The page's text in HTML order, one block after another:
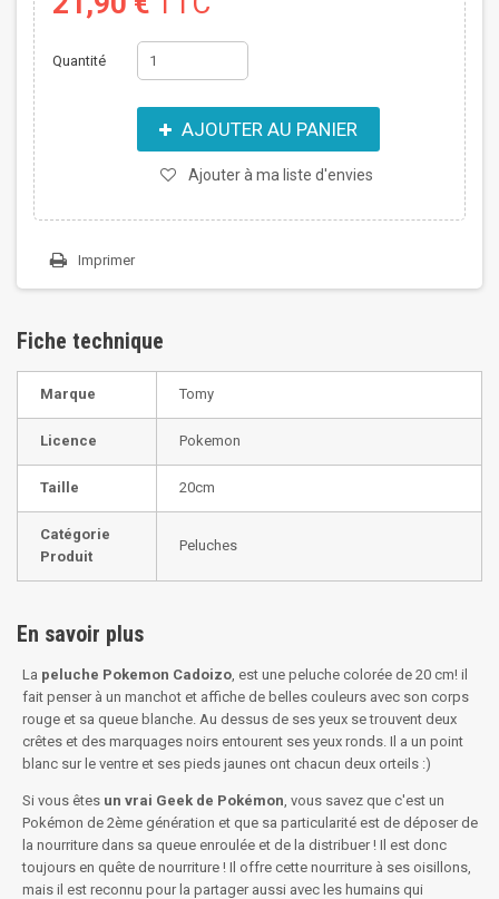
Quantité
AJOUTER AU PANIER
Ajouter à ma liste d'envies
Imprimer
Fiche technique
Marque Tomy
Licence Pokemon
Taille 20cm
Catégorie
Produit
Peluches
En savoir plus
La peluche Pokemon Cadoizo, est une peluche colorée de 20 cm! il
fait penser à un manchot et affiche de belles couleurs avec son corps
rouge et sa queue blanche. Au dessus de ses yeux se trouvent deux
crêtes et des marquages noirs entourent ses yeux ronds. Il a un point
blanc sur le ventre et ses pieds jaunes ont chacun deux orteils :)
Si vous êtes un vrai Geek de Pokémon, vous savez que c'est un
Pokémon de 2ème génération et que sa particularité est de déposer de
la nourriture dans sa queue enroulée et de la distribuer ! Il est donc
toujours en quête de nourriture ! Il offre cette nourriture à ses oisillons,
mais il est reconnu pour la partager aussi avec les humains qui